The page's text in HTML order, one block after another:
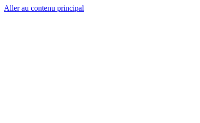
Aller au contenu principal